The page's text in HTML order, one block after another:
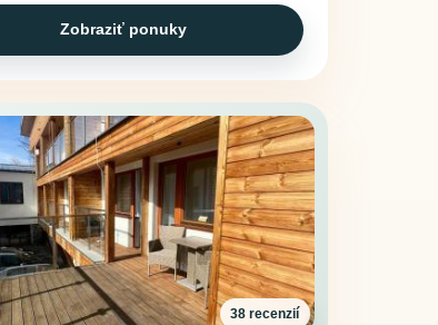
Zobraziť ponuky
38 recenzií